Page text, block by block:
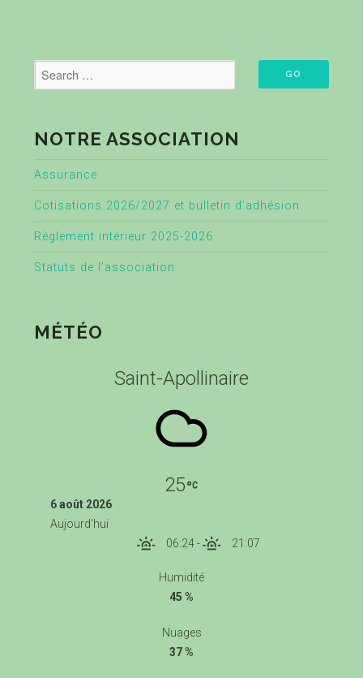
NOTRE ASSOCIATION
Assurance
Cotisations 2026/2027 et bulletin d’adhésion
Règlement intérieur 2025-2026
Statuts de l’association
MÉTÉO
Saint-Apollinaire
25
6 août 2026
Aujourd'hui
06:24- 21:07
Humidité
45 %
Nuages
37 %